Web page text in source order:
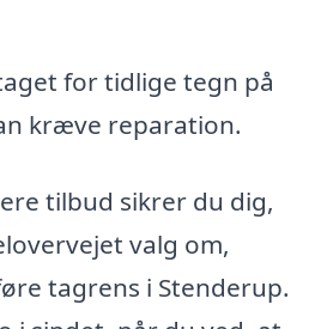
for tidlige tegn på
kræve reparation.
tilbud sikrer du dig,
valg om,
tagrens i Stenderup.